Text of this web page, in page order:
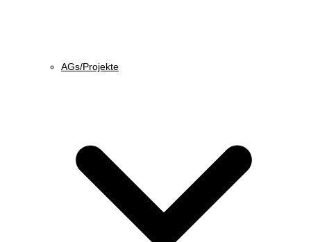
AGs/Projekte